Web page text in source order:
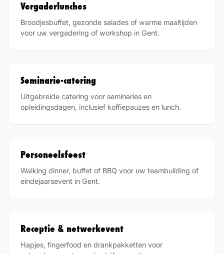
Vergaderlunches
Broodjesbuffet, gezonde salades of warme maaltijden
voor uw vergadering of workshop in Gent.
Seminarie-catering
Uitgebreide catering voor seminaries en
opleidingsdagen, inclusief koffiepauzes en lunch.
Personeelsfeest
Walking dinner, buffet of BBQ voor uw teambuilding of
eindejaarsevent in Gent.
Receptie & netwerkevent
Hapjes, fingerfood en drankpakketten voor